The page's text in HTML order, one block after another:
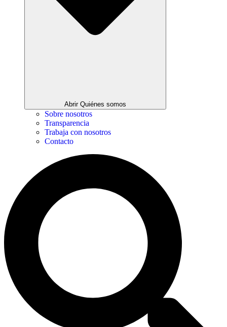
Abrir Quiénes somos
Sobre nosotros
Transparencia
Trabaja con nosotros
Contacto